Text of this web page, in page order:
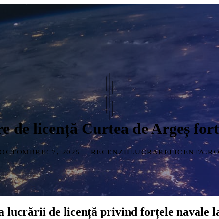
de licență Curtea de Argeș
OCTOMBRIE 7, 2025 - RECENZIILUCRARELICENTA.RO
lucrării de licență privind forțele navale